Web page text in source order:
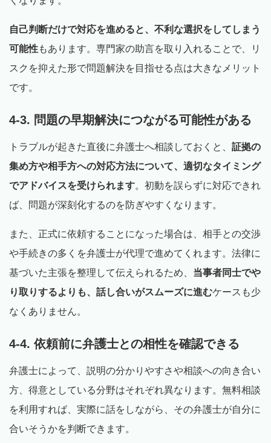
自己判断だけで対応を進めると、不利な選択をしてしまう
可能性もあります。専門家の助言を取り入れることで、リ
スクを抑えた形で問題解決を目指せる点は大きなメリット
です。
4-3. 問題の早期解決につながる可能性がある
トラブルが起きた直後に弁護士へ相談しておくと、 証拠の
集め方や相手方への対応方法について、適切なタイミング
でアドバイスを受けられます。初動を誤らずに対応できれ
ば、問題が深刻化するのを防ぎやすくなります。
また、正式に依頼することになった場合は、相手との交渉
や手続きの多くを弁護士が代理で進めてくれます。法律に
基づいた主張を整理して伝えられるため、 当事者同士でや
り取りするよりも、話し合いがスムーズに進むケースも少
なくありません。
4-4. 依頼前に弁護士との相性を確認できる
弁護士によって、説明の分かりやすさや相談への向き合い
方、得意としている分野はそれぞれ異なります。無料相談
を利用すれば、実際に話をしながら、その弁護士が自分に
合いそうかを判断できます。